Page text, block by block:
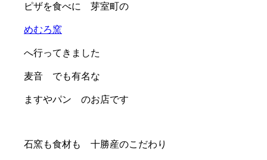
ピザを食べに 芽室町の
めむろ窯
へ行ってきました
麦音 でも有名な
ますやパン のお店です
石窯も食材も 十勝産のこだわり